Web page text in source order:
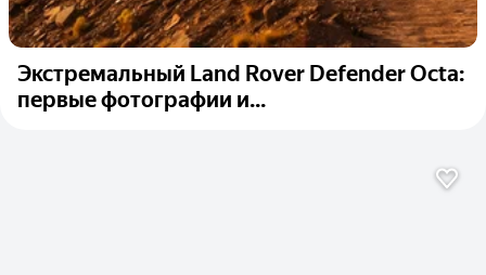
Экстремальный Land Rover Defender Octa:
первые фотографии и...